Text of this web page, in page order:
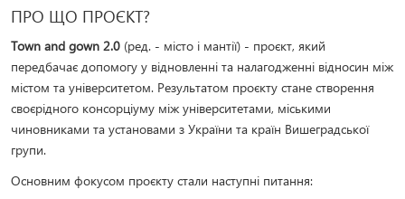
ПРО ЩО ПРОЄКТ?
Town and gown 2.0 (ред. - місто і мантії) - проєкт, який
передбачає допомогу у відновленні та налагодженні відносин між
містом та університетом. Результатом проєкту стане створення
своєрідного консорціуму між університетами, міськими
чиновниками та установами з України та країн Вишеградської
групи.
Основним фокусом проєкту стали наступні питання: